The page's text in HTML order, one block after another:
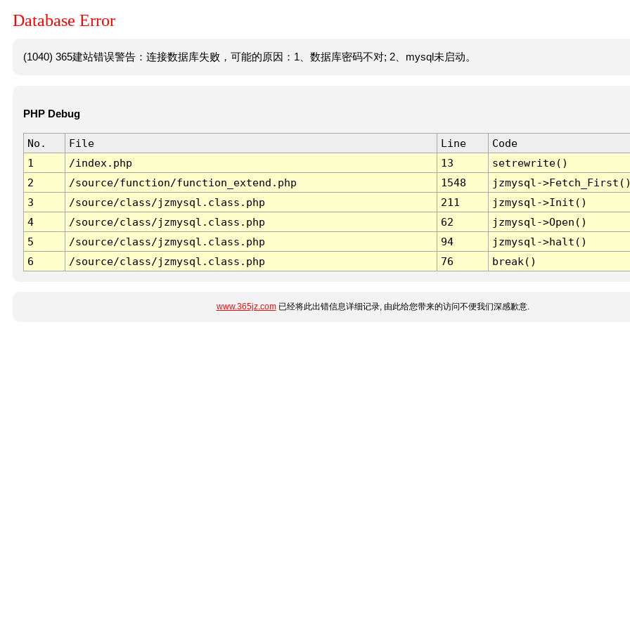
Database Error
(1040) 365建站错误警告：连接数据库失败，可能的原因：1、数据库密码不对; 2、mysql未启动。
PHP Debug
No. File Line
Code
1
/index.php 13
setrewrite()
2
/source/function/function_extend.php 1548
jzmysql-
3
/source/class/jzmysql.class.php 211
jzmysql->Init()
4
/source/class/jzmysql.class.php 62
jzmysql->Open()
5
/source/class/jzmysql.class.php 94
jzmysql->halt()
6
/source/class/jzmysql.class.php 76 break()
www.365jz.com已经将此出错信息详细记录, 由此给您带来的访问不便我们深感歉意.